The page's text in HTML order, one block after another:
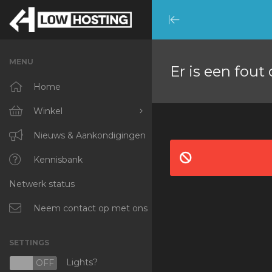
Minimize
Menu
MENU
Home
Winkel
Blader door alles
RKVMPROTECTED
IKVMPROTECTED
XKVMPROTECTED
Protected Web Hosting
Nieuws & Aankondigingen
Kennisbank
Netwerk status
Neem contact op met ons
SETTINGS
OFF Lights?
Er is een fout